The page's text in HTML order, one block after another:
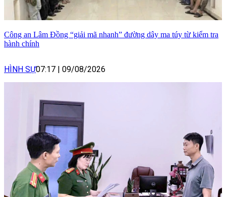
Công an Lâm Đồng “giải mã nhanh” đường dây ma túy từ kiểm tra
hành chính
HÌNH SỰ07:17 | 09/08/2026